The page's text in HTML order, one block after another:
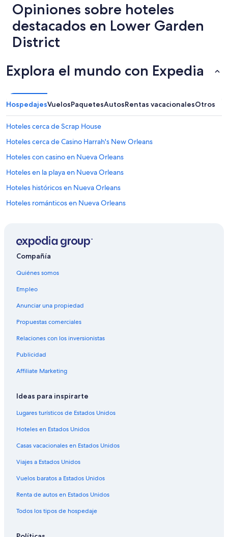
tendencias
de
precios
Opiniones sobre hoteles
destacados en Lower Garden
District
Explora el mundo con Expedia
HospedajesVuelosPaquetesAutosRentas vacacionalesOtros
Hoteles cerca de Scrap House
Hoteles cerca de Casino Harrah's New Orleans
Hoteles con casino en Nueva Orleans
Hoteles en la playa en Nueva Orleans
Hoteles históricos en Nueva Orleans
Hoteles románticos en Nueva Orleans
Hoteles con cocina en Nueva Orleans
Hoteles con restaurante en Nueva Orleans
Hoteles con traslado del/al aeropuerto en Nueva Orleans
Hoteles gay friendly en Nueva Orleans
Hoteles para bodas en Nueva Orleans
Hoteles que aceptan mascotas en Nueva Orleans
Hoteles en Nueva Orleans
Hoteles cerca de Iglesia de St Patricks
Hoteles en Faubourg Delassize
Hoteles cerca de viñedos en Louisiana
Hoteles para fumadores en Louisiana
Hoteles 4 estrellas en Garden District
Hoteles 5 estrellas en Garden District
Hoteles de lujo en Garden District
Hoteles románticos en Garden District
Compañía
Quiénes somos
Empleo
Anunciar una propiedad
Propuestas comerciales
Relaciones con los inversionistas
Publicidad
Affiliate Marketing
Ideas para inspirarte
Lugares turísticos de Estados Unidos
Hoteles en Estados Unidos
Casas vacacionales en Estados Unidos
Viajes a Estados Unidos
Vuelos baratos a Estados Unidos
Renta de autos en Estados Unidos
Todos los tipos de hospedaje